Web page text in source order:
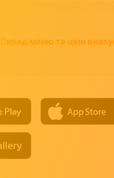
Склад меню та ціни